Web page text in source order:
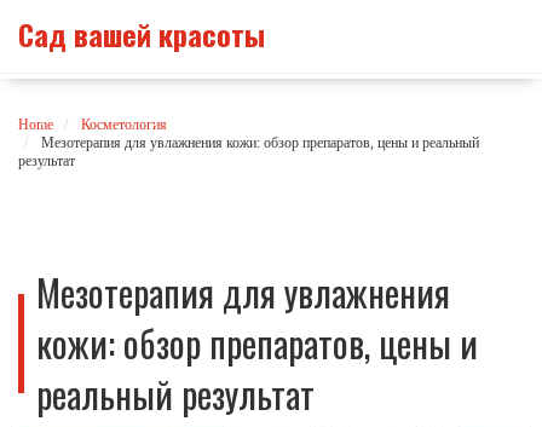
Сад вашей красоты
Home
Косметология
Мезотерапия для увлажнения кожи: обзор препаратов, цены и реальный
результат
Мезотерапия для увлажнения
кожи: обзор препаратов, цены и
реальный результат